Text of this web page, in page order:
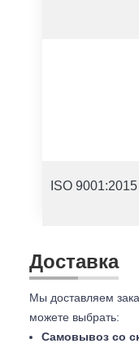
ISO 9001:2015
Доставка
Мы доставляем
можете выбрать:
Самовывоз со